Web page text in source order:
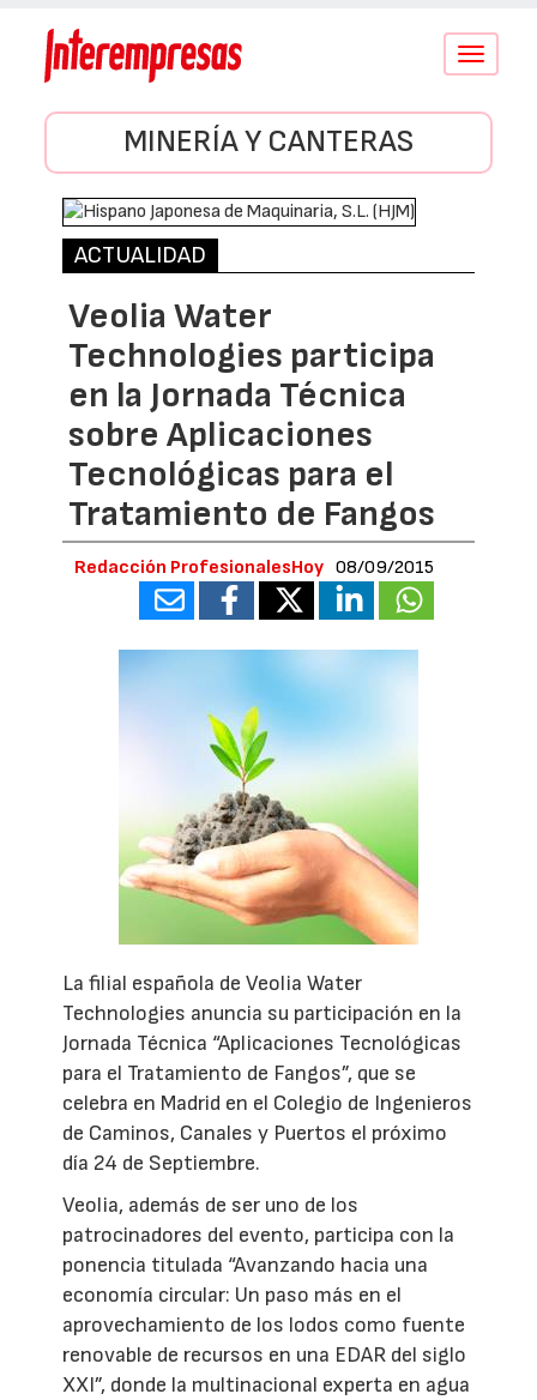
Conmutar
MINERÍA Y CANTERAS
ACTUALIDAD
Veolia Water
Technologies participa
en la Jornada Técnica
sobre Aplicaciones
Tecnológicas para el
Tratamiento de Fangos
Redacción ProfesionalesHoy 08/09/2015
La filial española de Veolia Water
Technologies anuncia su participación en la
Jornada Técnica “Aplicaciones Tecnológicas
para el Tratamiento de Fangos”, que se
celebra en Madrid en el Colegio de Ingenieros
de Caminos, Canales y Puertos el próximo
día 24 de Septiembre.
Veolia, además de ser uno de los
patrocinadores del evento, participa con la
ponencia titulada “Avanzando hacia una
economía circular: Un paso más en el
aprovechamiento de los lodos como fuente
renovable de recursos en una EDAR del siglo
XXI”, donde la multinacional experta en agua